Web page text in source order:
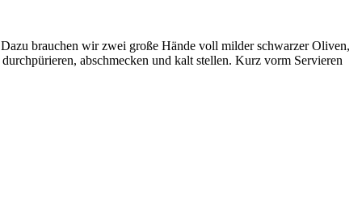
brauchen wir zwei große Hände voll milder schwarzer Oliven,
abschmecken und kalt stellen. Kurz vorm Servieren